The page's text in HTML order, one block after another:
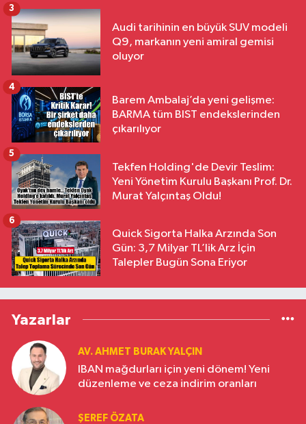
Audi tarihinin en büyük SUV modeli
Q9, markanın yeni amiral gemisi
oluyor
3
Barem Ambalaj’da yeni gelişme:
BARMA tüm BIST endekslerinden
çıkarılıyor
4
Tekfen Holding'de Devir Teslim:
Yeni Yönetim Kurulu Başkanı Prof. Dr.
Murat Yalçıntaş Oldu!
5
Quick Sigorta Halka Arzında Son
Gün: 3,7 Milyar TL’lik Arz İçin
Talepler Bugün Sona Eriyor
6
Yazarlar
AV. AHMET BURAK YALÇIN
IBAN mağdurları için yeni dönem! Yeni
düzenleme ve ceza indirim oranları
ŞEREF ÖZATA